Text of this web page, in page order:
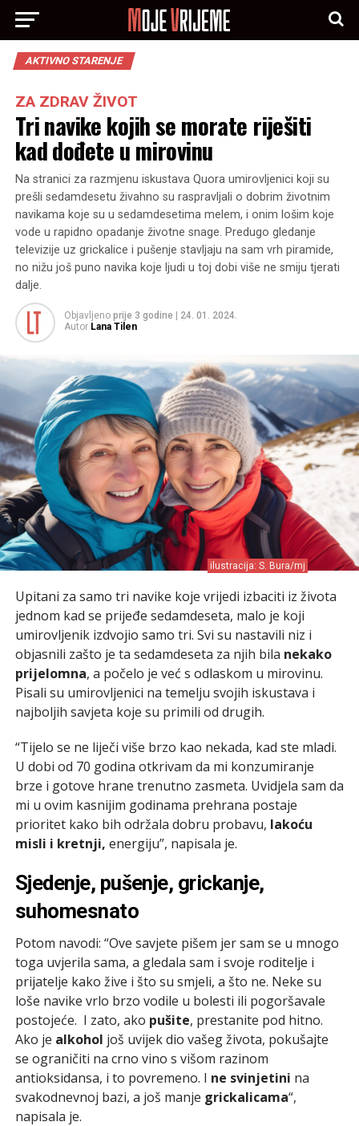
AKTIVNO STARENJE
ZA ZDRAV ŽIVOT
Tri navike kojih se morate riješiti
kad dođete u mirovinu
Na stranici za razmjenu iskustava Quora umirovljenici koji su
prešli sedamdesetu živahno su raspravljali o dobrim životnim
navikama koje su u sedamdesetima melem, i onim lošim koje
vode u rapidno opadanje životne snage. Predugo gledanje
televizije uz grickalice i pušenje stavljaju na sam vrh piramide,
no nižu još puno navika koje ljudi u toj dobi više ne smiju tjerati
dalje.
Objavljeno prije 3 godine
24. 01. 2024.
Autor Lana Tilen
ilustracija: S. Bura/mj
Upitani za samo tri navike koje vrijedi izbaciti iz života
jednom kad se prijeđe sedamdeseta, malo je koji
umirovljenik izdvojio samo tri. Svi su nastavili niz i
objasnili zašto je ta sedamdeseta za njih bila nekako
prijelomna, a počelo je već s odlaskom u mirovinu.
Pisali su umirovljenici na temelju svojih iskustava i
najboljih savjeta koje su primili od drugih.
“Tijelo se ne liječi više brzo kao nekada, kad ste mladi.
U dobi od 70 godina otkrivam da mi konzumiranje
brze i gotove hrane trenutno zasmeta. Uvidjela sam da
mi u ovim kasnijim godinama prehrana postaje
prioritet kako bih održala dobru probavu, lakoću
misli i kretnji, energiju”, napisala je.
Sjedenje, pušenje, grickanje,
suhomesnato
Potom navodi: “Ove savjete pišem jer sam se u mnogo
toga uvjerila sama, a gledala sam i svoje roditelje i
prijatelje kako žive i što su smjeli, a što ne. Neke su
loše navike vrlo brzo vodile u bolesti ili pogoršavale
postojeće. I zato, ako pušite, prestanite pod hitno.
Ako je alkohol još uvijek dio vašeg života, pokušajte
se ograničiti na crno vino s višom razinom
antioksidansa, i to povremeno. I ne svinjetini na
svakodnevnoj bazi, a još manje grickalicama“,
napisala je.